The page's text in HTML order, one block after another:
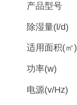
产品型号
除湿量(l/d)
适用面积(㎡)
功率(w)
电源(v/Hz)